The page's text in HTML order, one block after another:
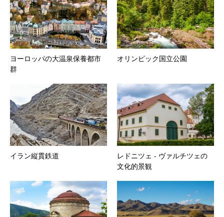
ヨーロッパの大温泉保養都市
群
オリンピック国立公園
イラン縦貫鉄道
レドニツェ ‐ ヴァルチツェの
文化的景観